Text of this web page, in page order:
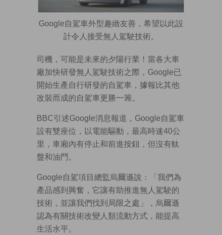
Google自駕車外型趣緻友善，希望以此設
計令人接受無人駕駛技術。
司機，可能是未來的夕陽行業！當各大車
廠加快研發無人駕駛技術之際，Google已
開始生產自行研發的自駕車，據報比其他
改裝而成的自駕車更勝一籌。
BBC引述Google消息報道，Google自駕車
設有雙座位，以電能驅動，最高時速40公
里，車廂內有停止和前進按鈕，但沒有軚
盤和油門。
Google自駕項目總監烏爾遜說：「我們為
產品感到興奮，它讓有助推進無人駕駛的
技術，並讓我們找到局限之處」，烏爾遜
認為有關技術改變人類流動方式，能提高
生活水平。